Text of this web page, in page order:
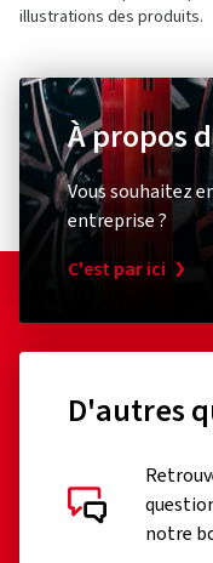
illustrations des produits.
À propos
Vous souhaitez
entreprise ?
C'est par ici
D'autres
notre